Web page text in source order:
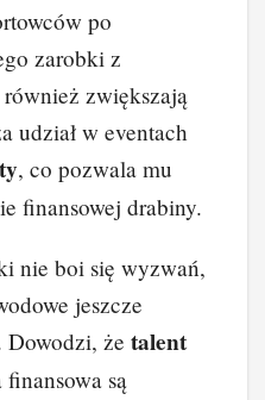
po
zarobki z
zwiększają
udział w eventach
, co pozwala mu
finansowej drabiny.
nie boi się wyzwań,
jeszcze
Dowodzi, że talent
są